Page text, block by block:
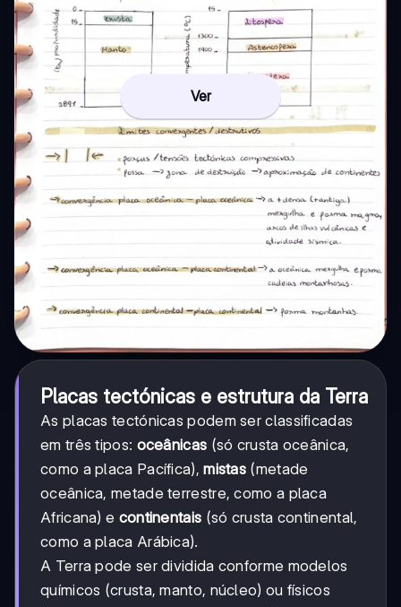
Ver
Placas tectónicas e estrutura da Terra
As placas tectónicas podem ser classificadas
em três tipos: oceânicas (só crusta oceânica,
como a placa Pacífica),mistas (metade
oceânica, metade terrestre, como a placa
Africana) e continentais (só crusta continental,
como a placa Arábica).
A Terra pode ser dividida conforme modelos
químicos (crusta, manto, núcleo) ou físicos